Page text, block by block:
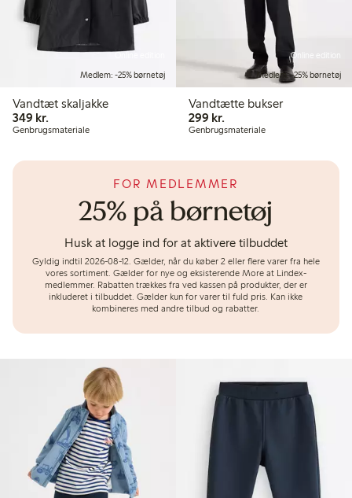
Online edition
Medlem: -25% børnetøj
Vandtæt skaljakke
349 kr.
Genbrugsmateriale
Online edition
Medlem: -25% børnetøj
Vandtætte bukser
299 kr.299,00 kr.
Genbrugsmateriale
25% på børnetøj
FOR MEDLEMMER
Husk at logge ind for at aktivere tilbuddet
Gyldig indtil 2026-08-12. Gælder, når du køber 2 eller flere varer fra hele
vores sortiment. Gælder for nye og eksisterende More at Lindex-
medlemmer. Rabatten trækkes fra ved kassen på produkter, der er
inkluderet i tilbuddet. Gælder kun for varer til fuld pris. Kan ikke
kombineres med andre tilbud og rabatter.